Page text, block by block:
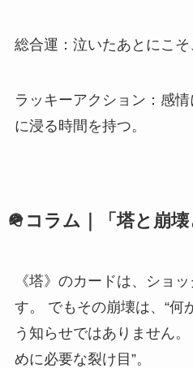
総合運：泣いたあとにこそ
ラッキーアクション：感
に浸る時間を持つ。
🪖コラム｜「塔と崩壊
《塔》のカードは、ショ
す。 でもその崩壊は、“何
う知らせではありません
めに必要な裂け目”。